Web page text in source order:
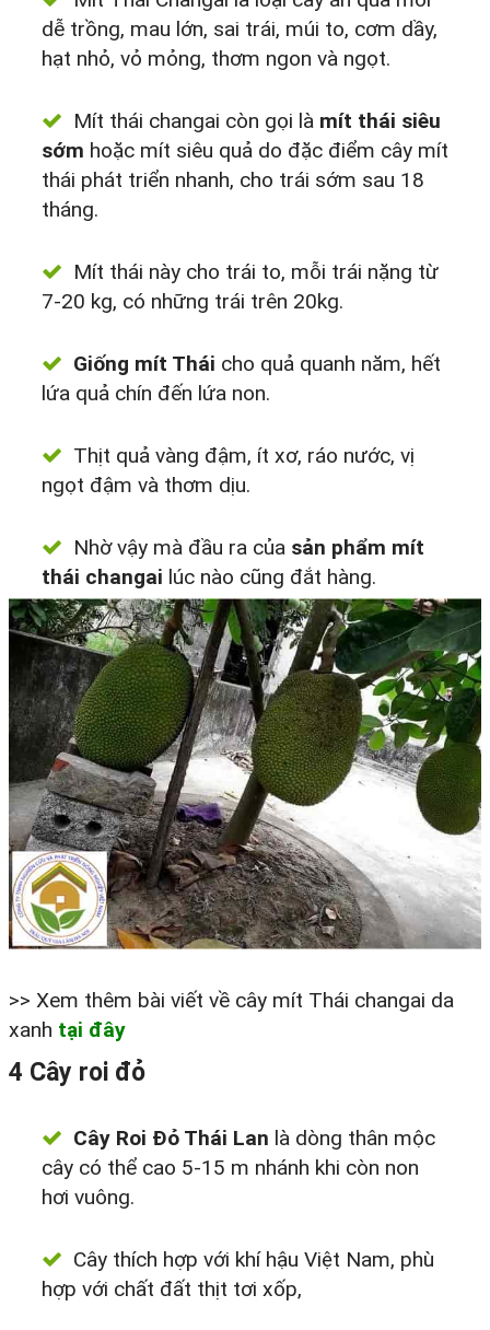
dễ trồng, mau lớn, sai trái, múi to, cơm dầy,
hạt nhỏ, vỏ mỏng, thơm ngon và ngọt.
Mít thái changai còn gọi là mít thái siêu
sớm hoặc mít siêu quả do đặc điểm cây mít
thái phát triển nhanh, cho trái sớm sau 18
tháng.
Mít thái này cho trái to, mỗi trái nặng từ
7-20 kg, có những trái trên 20kg.
Giống mít Thái cho quả quanh năm, hết
lứa quả chín đến lứa non.
Thịt quả vàng đậm, ít xơ, ráo nước, vị
ngọt đậm và thơm dịu.
Nhờ vậy mà đầu ra của sản phẩm mít
thái changai lúc nào cũng đắt hàng.
>> Xem thêm bài viết về cây mít Thái changai da
xanh tại đây
4 Cây roi đỏ
Cây Roi Đỏ Thái Lan là dòng thân mộc
cây có thể cao 5-15 m nhánh khi còn non
hơi vuông.
Cây thích hợp với khí hậu Việt Nam, phù
hợp với chất đất thịt tơi xốp,